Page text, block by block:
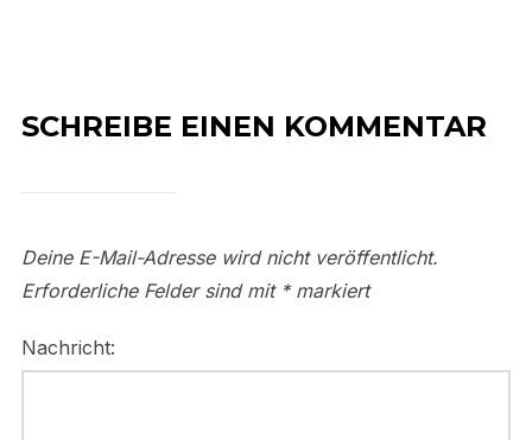
SCHREIBE EINEN KOMMENTAR
Deine E-Mail-Adresse wird nicht veröffentlicht.
Erforderliche Felder sind mit *markiert
Nachricht: